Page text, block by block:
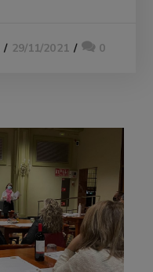
29/11/2021 0